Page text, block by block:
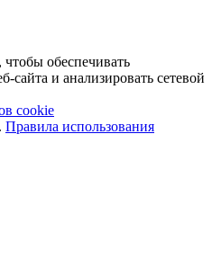
обеспечивать
сайта и анализировать сетевой
cookie
Правила использования